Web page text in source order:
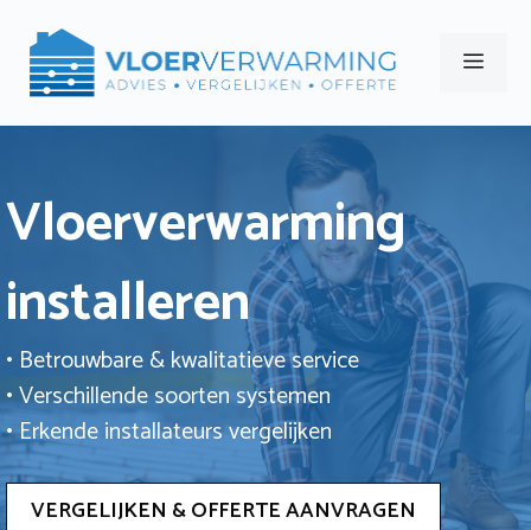
naar
Menu
Vloerverwarming
installeren
• Betrouwbare & kwalitatieve service
• Verschillende soorten systemen
• Erkende installateurs vergelijken
VERGELIJKEN & OFFERTE AANVRAGEN